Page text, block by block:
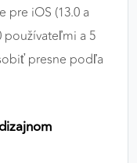
iOS (13.0 a
používateľmi a 5
presne podľa